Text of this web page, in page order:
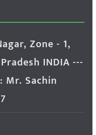
Zone - 1,
INDIA ---
Sachin